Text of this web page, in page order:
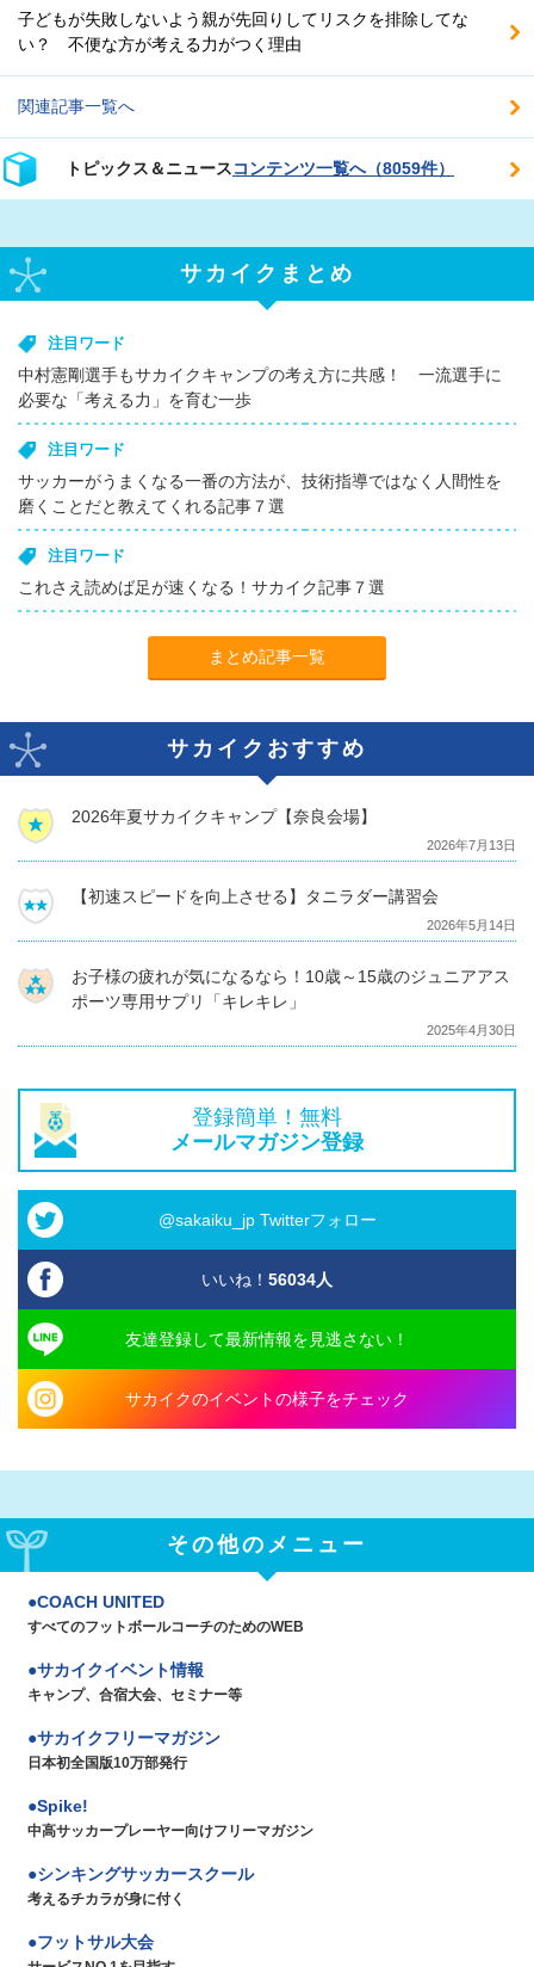
子どもが失敗しないよう親が先回りしてリスクを排除してな
い？ 不便な方が考える力がつく理由
関連記事一覧へ
トピックス＆ニュースコンテンツ一覧へ（8059件）
サカイクまとめ
注目ワード
中村憲剛選手もサカイクキャンプの考え方に共感！ 一流選手に
必要な「考える力」を育む一歩
注目ワード
サッカーがうまくなる一番の方法が、技術指導ではなく人間性を
磨くことだと教えてくれる記事７選
注目ワード
これさえ読めば足が速くなる！サカイク記事７選
まとめ記事一覧
サカイクおすすめ
2026年夏サカイクキャンプ【奈良会場】
2026年7月13日
【初速スピードを向上させる】タニラダー講習会
2026年5月14日
お子様の疲れが気になるなら！10歳～15歳のジュニアアス
ポーツ専用サプリ「キレキレ」
2025年4月30日
登録簡単！無料
メールマガジン登録
@sakaiku_jp Twitterフォロー
いいね！ 56034人
友達登録して最新情報を見逃さない！
サカイクのイベントの様子をチェック
その他のメニュー
COACH UNITED
すべてのフットボールコーチのためのWEB
サカイクイベント情報
キャンプ、合宿大会、セミナー等
サカイクフリーマガジン
日本初全国版10万部発行
Spike!
中高サッカープレーヤー向けフリーマガジン
シンキングサッカースクール
考えるチカラが身に付く
フットサル大会